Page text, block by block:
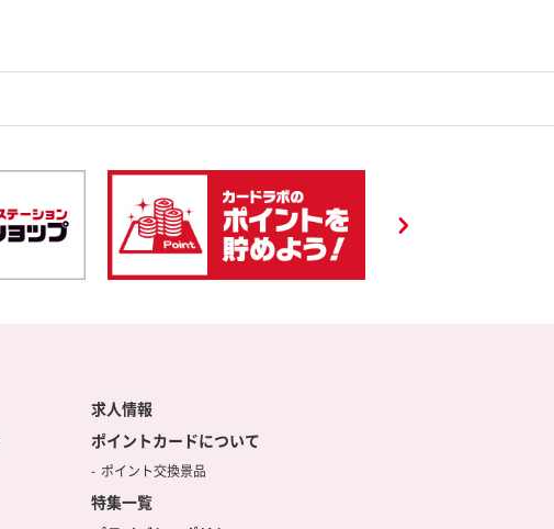
求人情報
ポイントカードについて
ポイント交換景品
特集一覧